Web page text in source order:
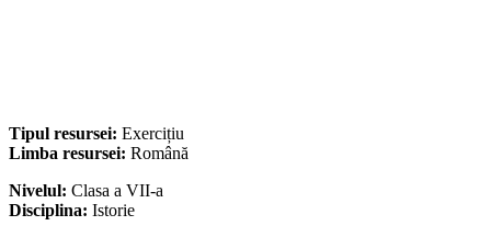
Tipul resursei: Exercițiu
Limba resursei: Română
Nivelul: Clasa a VII-a
Disciplina: Istorie